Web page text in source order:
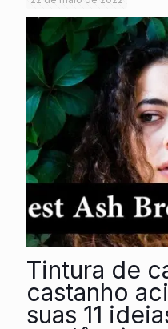
Tintura de
castanho
suas 11